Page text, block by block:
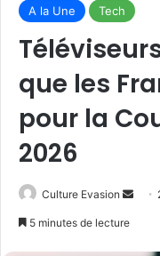
A la Une Tech
que les
pour la
2026
Culture Evasion
5 minutes de lecture